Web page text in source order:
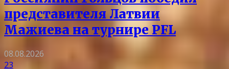
представителя Латвии
Мажиева на турнире PFL
08.08.2026
23